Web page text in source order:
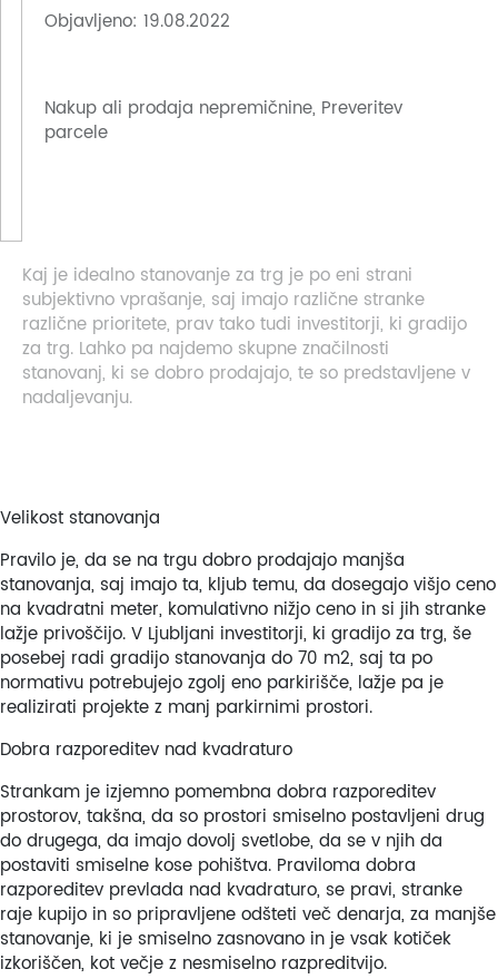
Objavljeno: 19.08.2022
Nakup ali prodaja nepremičnine, Preveritev
parcele
Kaj je idealno stanovanje za trg je po eni strani
subjektivno vprašanje, saj imajo različne stranke
različne prioritete, prav tako tudi investitorji, ki gradijo
za trg. Lahko pa najdemo skupne značilnosti
stanovanj, ki se dobro prodajajo, te so predstavljene v
nadaljevanju.
Velikost stanovanja
Pravilo je, da se na trgu dobro prodajajo manjša
stanovanja, saj imajo ta, kljub temu, da dosegajo višjo ceno
na kvadratni meter, komulativno nižjo ceno in si jih stranke
lažje privoščijo. V Ljubljani investitorji, ki gradijo za trg, še
posebej radi gradijo stanovanja do 70 m2, saj ta po
normativu potrebujejo zgolj eno parkirišče, lažje pa je
realizirati projekte z manj parkirnimi prostori.
Dobra razporeditev nad kvadraturo
Strankam je izjemno pomembna dobra razporeditev
prostorov, takšna, da so prostori smiselno postavljeni drug
do drugega, da imajo dovolj svetlobe, da se v njih da
postaviti smiselne kose pohištva. Praviloma dobra
razporeditev prevlada nad kvadraturo, se pravi, stranke
raje kupijo in so pripravljene odšteti več denarja, za manjše
stanovanje, ki je smiselno zasnovano in je vsak kotiček
izkoriščen, kot večje z nesmiselno razpreditvijo.